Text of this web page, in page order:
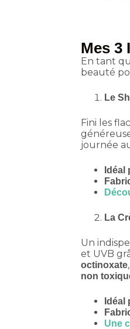
Mes 3
En tant
beauté
Le
Fini les
généreuse
journée
Idéal
La
Un
et UVB
octinoxate
non
Idéal
Une